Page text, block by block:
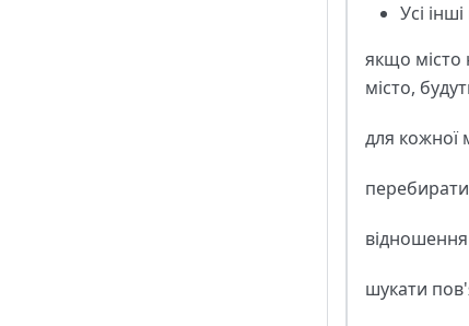
Усі
якщо місто
місто,
для кожної
шукати